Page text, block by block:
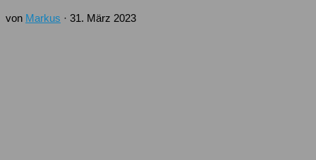
von Markus · 31. März 2023